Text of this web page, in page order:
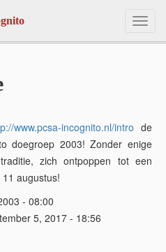
www.pcsa-incognito.nl/intro de
doegroep 2003! Zonder enige
zich ontpoppen tot een
augustus!
- 08:00
5, 2017 - 18:56